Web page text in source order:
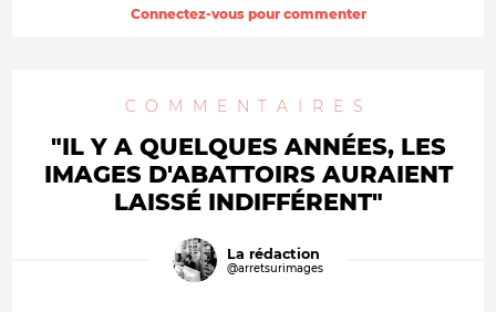
Connectez-vous pour commenter
COMMENTAIRES
"IL Y A QUELQUES ANNÉES, LES
IMAGES D'ABATTOIRS AURAIENT
LAISSÉ INDIFFÉRENT"
La rédaction
@arretsurimages